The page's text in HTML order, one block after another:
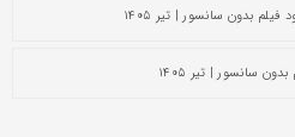
بدون سانسور | تیر ۱۴۰۵
سانسور | تیر ۱۴۰۵